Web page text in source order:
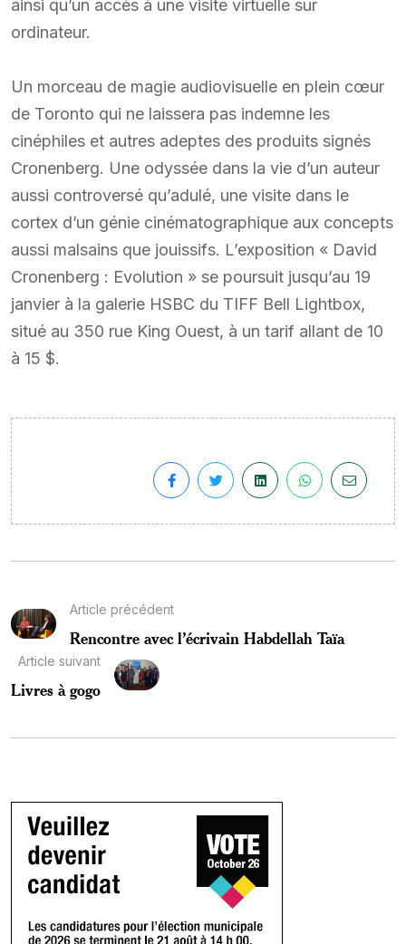
ainsi qu’un accès à une visite virtuelle sur
ordinateur.
Un morceau de magie audiovisuelle en plein cœur
de Toronto qui ne laissera pas indemne les
cinéphiles et autres adeptes des produits signés
Cronenberg. Une odyssée dans la vie d’un auteur
aussi controversé qu’adulé, une visite dans le
cortex d’un génie cinématographique aux concepts
aussi malsains que jouissifs. L’exposition « David
Cronenberg : Evolution » se poursuit jusqu’au 19
janvier à la galerie HSBC du TIFF Bell Lightbox,
situé au 350 rue King Ouest, à un tarif allant de 10
à 15 $.
Article précédent
Rencontre avec l’écrivain Habdellah Taïa
Article suivant
Livres à gogo